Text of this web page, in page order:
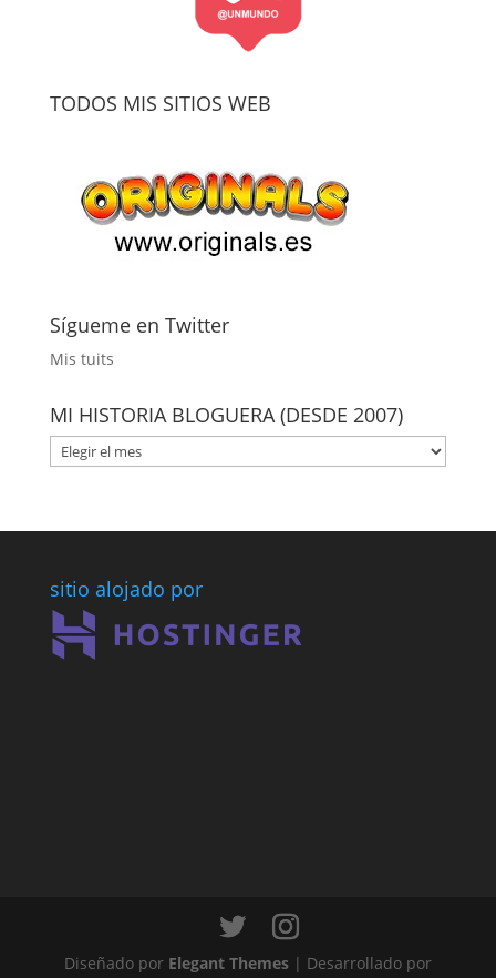
TODOS MIS SITIOS WEB
Sígueme en Twitter
Mis tuits
MI HISTORIA BLOGUERA (DESDE 2007)
MI
HISTORIA
sitio alojado por
Diseñado por Elegant Themes| Desarrollado por